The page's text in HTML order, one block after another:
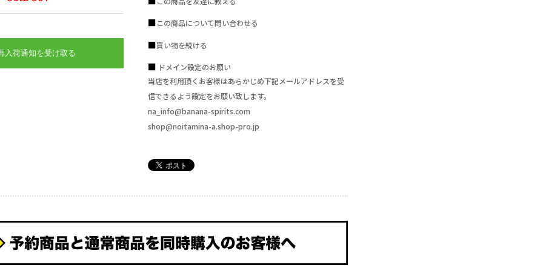
入荷通知を受け取る
この商品について問い合わせる
買い物を続ける
ドメイン設定のお願い
当店を利用頂くお客様はあらかじめ下記メールアドレスを受
信できるよう設定をお願い致します。
na_info@banana-spirits.com
shop@noitamina-a.shop-pro.jp